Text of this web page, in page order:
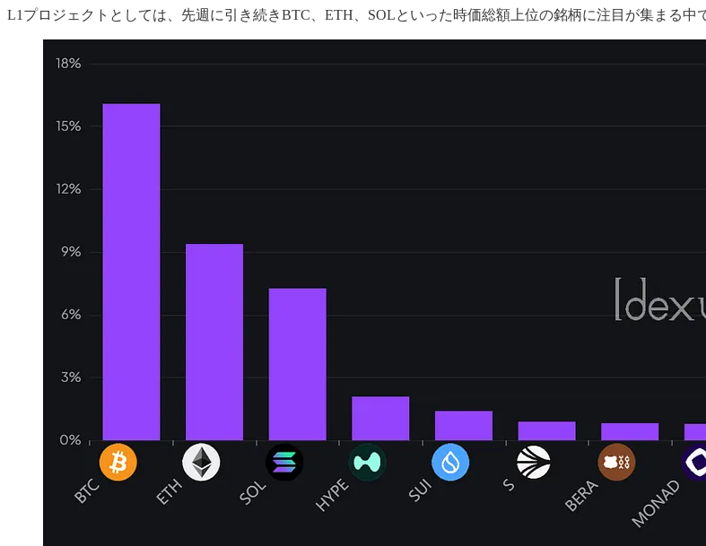
L1プロジェクトとしては、先週に引き続きBTC、ETH、SOLといった時価総額上位の銘柄に注目が集まる